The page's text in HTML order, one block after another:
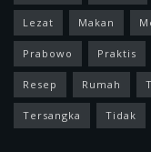
Lezat Makan
Prabowo Praktis
Resep Rumah
Tersangka Tidak